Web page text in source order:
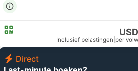
Inclusief belastingen per
Direct